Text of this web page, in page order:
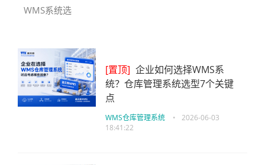
WMS系统选
[置顶] 企业如何选择WMS系
统？仓库管理系统选型7个关键
点
WMS仓库管理系统 •
2026-06-03
18:41:22